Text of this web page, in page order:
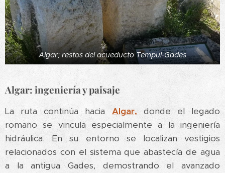
Algar; restos del acueducto Tempul-Gades
Algar: ingeniería y paisaje
La ruta continúa haciaAlgar, donde el legado
romano se vincula especialmente a la ingeniería
hidráulica. En su entorno se localizan vestigios
relacionados con el sistema que abastecía de agua
a la antigua Gades, demostrando el avanzado